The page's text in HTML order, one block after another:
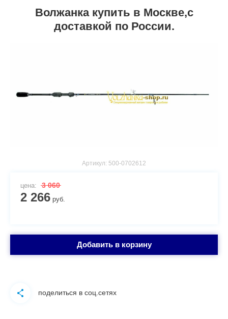
Волжанка купить в Москве,с
доставкой по России.
Артикул: 500-0702612
цена: 3 060
2 266 руб.
Добавить в корзину
поделиться в соц.сетях